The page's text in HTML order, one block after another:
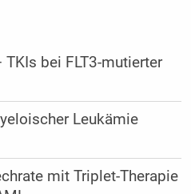
TKIs bei FLT3-mutierter
Leukämie
mit Triplet-Therapie